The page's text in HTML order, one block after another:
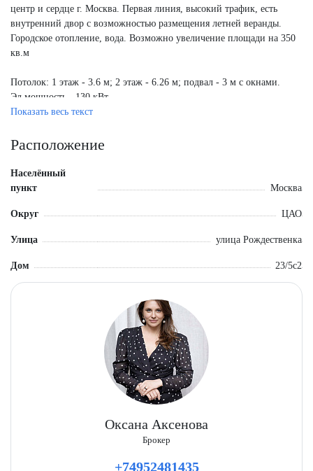
центр и сердце г. Москва. Первая линия, высокий трафик, есть
внутренний двор с возможностью размещения летней веранды.
Городское отопление, вода. Возможно увеличение площади на 350
кв.м
Потолок: 1 этаж - 3.6 м; 2 этаж - 6.26 м; подвал - 3 м с окнами.
Эл.мощность - 130 кВт.
Показать весь текст
Расположение
Населённый
пункт
Москва
Округ ЦАО
Улица улица Рождественка
Дом 23/5с2
Оксана Аксенова
Брокер
+74952481435